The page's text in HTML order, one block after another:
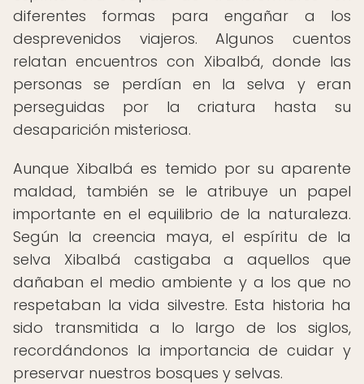
diferentes formas para engañar a los
desprevenidos viajeros. Algunos cuentos
relatan encuentros con Xibalbá, donde las
personas se perdían en la selva y eran
perseguidas por la criatura hasta su
desaparición misteriosa.
Aunque Xibalbá es temido por su aparente
maldad, también se le atribuye un papel
importante en el equilibrio de la naturaleza.
Según la creencia maya, el espíritu de la
selva Xibalbá castigaba a aquellos que
dañaban el medio ambiente y a los que no
respetaban la vida silvestre. Esta historia ha
sido transmitida a lo largo de los siglos,
recordándonos la importancia de cuidar y
preservar nuestros bosques y selvas.